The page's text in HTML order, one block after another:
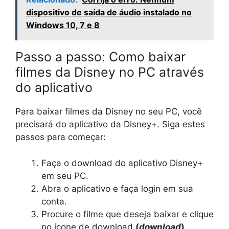
dispositivo de saída de áudio instalado no
Windows 10, 7 e 8
Passo a passo: Como baixar
filmes da Disney no PC através
do aplicativo
Para baixar filmes da Disney no seu PC, você
precisará do aplicativo da Disney+. Siga estes
passos para começar:
Faça o download do aplicativo Disney+
em seu PC.
Abra o aplicativo e faça login em sua
conta.
Procure o filme que deseja baixar e clique
no ícone de download (download)